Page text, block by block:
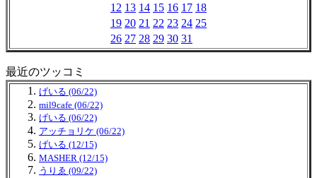
12 13 14 15 16 17 18
19 20 21 22 23 24 25
26 27 28 29 30 31
最近のツッコミ
げいる (06/22)
mil9cafe (06/22)
げいる (06/22)
アッチョリケ (06/22)
げいる (12/15)
MASHER (12/15)
うりゑ (09/22)